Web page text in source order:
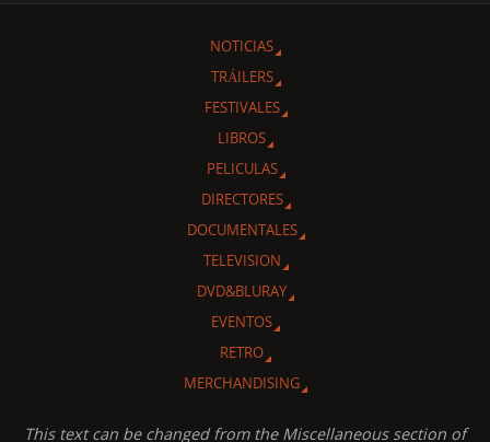
NOTICIAS
TRÁILERS
FESTIVALES
LIBROS
PELICULAS
DIRECTORES
DOCUMENTALES
TELEVISION
DVD&BLURAY
EVENTOS
RETRO
MERCHANDISING
This text can be changed from the Miscellaneous section of